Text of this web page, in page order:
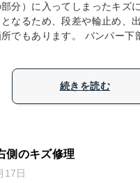
分）に入ってしまったキズ
なるため、段差や輪止め、
でもあります。 バンパー下
続きを読む
側のキズ修理
17日